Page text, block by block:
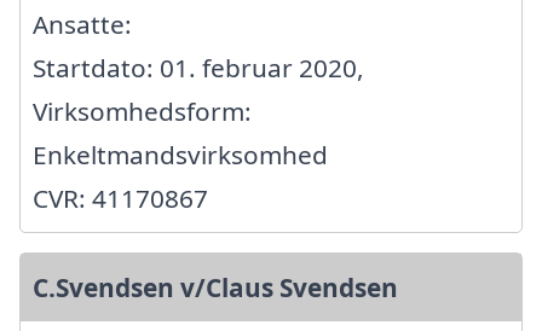
Ansatte:
Startdato: 01. februar 2020,
Virksomhedsform:
Enkeltmandsvirksomhed
CVR: 41170867
C.Svendsen v/Claus Svendsen